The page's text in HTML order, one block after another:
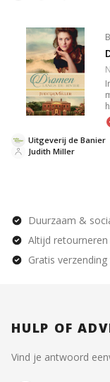
Judith Miller
Uitgeverij de Banier
Duurzaam &
Altijd
Gratis
HULP OF
Vind je antwoord